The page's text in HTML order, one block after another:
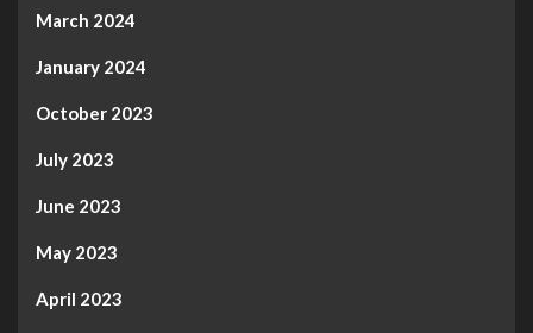
March 2024
January 2024
October 2023
July 2023
June 2023
May 2023
April 2023